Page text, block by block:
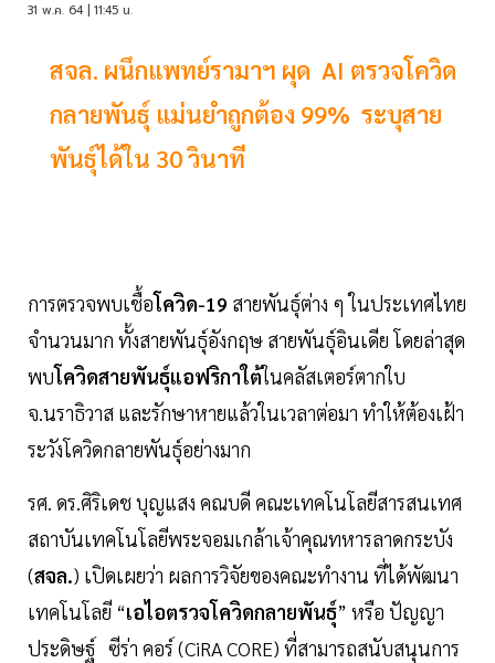
31 พ.ค. 64 | 11:45 น.
สจล. ผนึกแพทย์รามาฯ ผุด AI ตรวจโควิด
กลายพันธุ์ แม่นยำถูกต้อง 99% ระบุสาย
พันธุ์ได้ใน 30 วินาที
การตรวจพบเชื้อโควิด-19 สายพันธุ์ต่าง ๆ ในประเทศไทย
จำนวนมาก ทั้งสายพันธุ์อังกฤษ สายพันธุ์อินเดีย โดยล่าสุด
พบโควิดสายพันธุ์แอฟริกาใต้ในคลัสเตอร์ตากใบ
จ.นราธิวาส และรักษาหายแล้วในเวลาต่อมา ทำให้ต้องเฝ้า
ระวังโควิดกลายพันธุ์อย่างมาก
รศ. ดร.ศิริเดช บุญแสง คณบดี คณะเทคโนโลยีสารสนเทศ
สถาบันเทคโนโลยีพระจอมเกล้าเจ้าคุณทหารลาดกระบัง
(สจล.) เปิดเผยว่า ผลการวิจัยของคณะทำงาน ที่ได้พัฒนา
เทคโนโลยี “เอไอตรวจโควิดกลายพันธุ์” หรือ ปัญญา
ประดิษฐ์ ซีร่า คอร์ (CiRA CORE) ที่สามารถสนับสนุนการ